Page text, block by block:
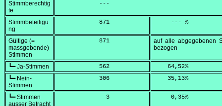
Stimmberechtig
te
            ---
Stimmbeteiligu
ng
            871
     --- %
Gültige (=
massgebende)
Stimmen
            871
auf alle abgegebenen
bezogen
┗━ Ja-Stimmen
            562
    64,52
%
┗━ Nein-
Stimmen
            306
    35,13
%
┗━ Stimmen
ausser Betracht
              3
     0,35
%